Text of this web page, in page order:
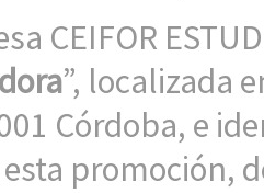
CEIFOR
”, localizada
Córdoba, e
promoción,